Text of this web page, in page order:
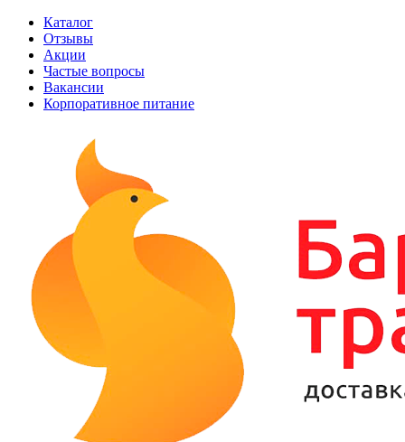
Каталог
Отзывы
Акции
Частые вопросы
Вакансии
Корпоративное питание